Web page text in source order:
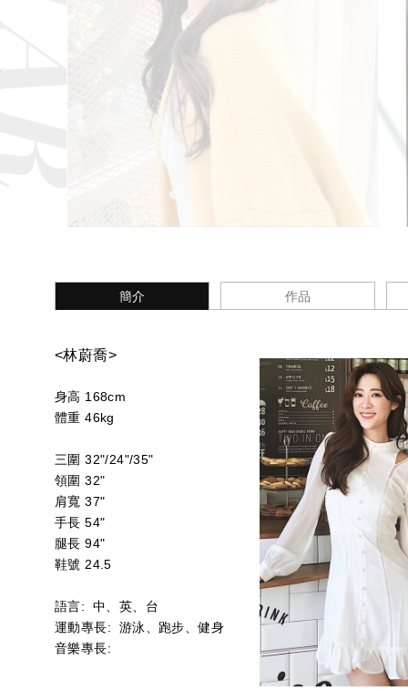
簡介 作品
<林蔚喬>
身高 168cm
體重 46kg
三圍 32"/24"/35"
領圍 32"
肩寬 37"
手長 54"
腿長 94"
鞋號 24.5
語言: 中、英、台
運動專長: 游泳、跑步、健身
音樂專長: